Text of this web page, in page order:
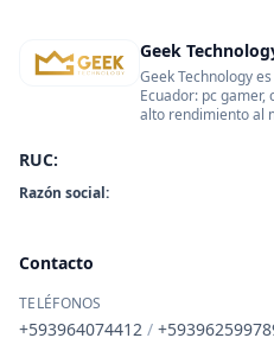
Geek
Geek Technology
Ecuador: pc
alto rendimiento al
RUC:
Razón social:
Contacto
TELÉFONOS
+593964074412 /